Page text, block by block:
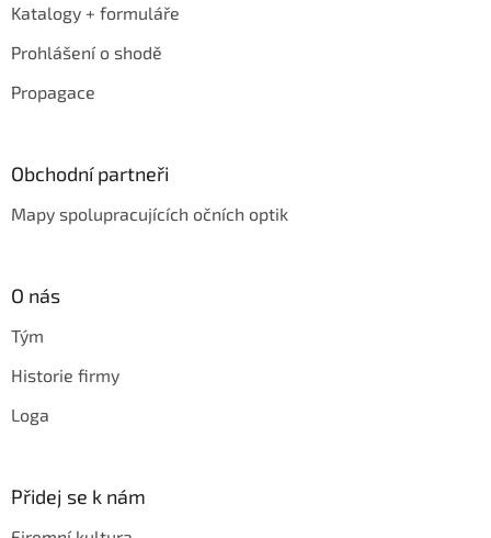
Katalogy + formuláře
Prohlášení o shodě
Propagace
Obchodní partneři
Mapy spolupracujících očních optik
O nás
Tým
Historie firmy
Loga
Přidej se k nám